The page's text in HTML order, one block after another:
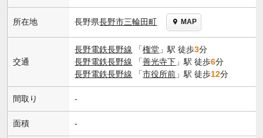
所在地 長野県長野市三輪田町 MAP
交通
長野電鉄長野線 「権堂 」駅 徒歩3分
長野電鉄長野線 「善光寺下 」駅 徒歩6分
長野電鉄長野線 「市役所前 」駅 徒歩12分
間取り -
面積 -